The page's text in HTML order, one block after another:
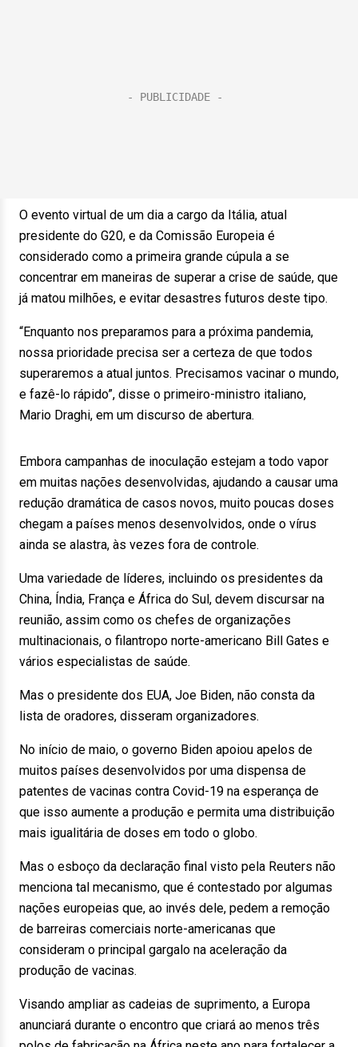
O evento virtual de um dia a cargo da Itália, atual
presidente do G20, e da Comissão Europeia é
considerado como a primeira grande cúpula a se
concentrar em maneiras de superar a crise de saúde, que
já matou milhões, e evitar desastres futuros deste tipo.
“Enquanto nos preparamos para a próxima pandemia,
nossa prioridade precisa ser a certeza de que todos
superaremos a atual juntos. Precisamos vacinar o mundo,
e fazê-lo rápido”, disse o primeiro-ministro italiano,
Mario Draghi, em um discurso de abertura.
Embora campanhas de inoculação estejam a todo vapor
em muitas nações desenvolvidas, ajudando a causar uma
redução dramática de casos novos, muito poucas doses
chegam a países menos desenvolvidos, onde o vírus
ainda se alastra, às vezes fora de controle.
Uma variedade de líderes, incluindo os presidentes da
China, Índia, França e África do Sul, devem discursar na
reunião, assim como os chefes de organizações
multinacionais, o filantropo norte-americano Bill Gates e
vários especialistas de saúde.
Mas o presidente dos EUA, Joe Biden, não consta da
lista de oradores, disseram organizadores.
No início de maio, o governo Biden apoiou apelos de
muitos países desenvolvidos por uma dispensa de
patentes de vacinas contra Covid-19 na esperança de
que isso aumente a produção e permita uma distribuição
mais igualitária de doses em todo o globo.
Mas o esboço da declaração final visto pela Reuters não
menciona tal mecanismo, que é contestado por algumas
nações europeias que, ao invés dele, pedem a remoção
de barreiras comerciais norte-americanas que
consideram o principal gargalo na aceleração da
produção de vacinas.
Visando ampliar as cadeias de suprimento, a Europa
anunciará durante o encontro que criará ao menos três